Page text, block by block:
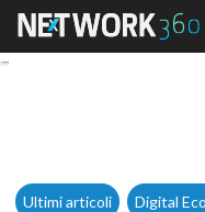
Ultimi articoli Digital